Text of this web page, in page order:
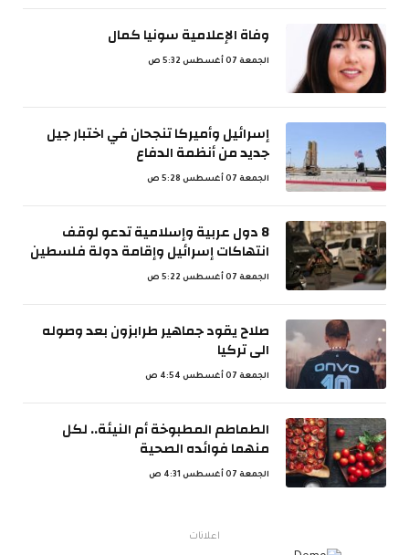
وفاة الإعلامية سونيا كمال
الجمعة 07 أغسطس 5:32 ص
إسرائيل وأميركا تنجحان في اختبار جيل
جديد من أنظمة الدفاع
الجمعة 07 أغسطس 5:28 ص
8 دول عربية وإسلامية تدعو لوقف
انتهاكات إسرائيل وإقامة دولة فلسطين
الجمعة 07 أغسطس 5:22 ص
صلاح يقود جماهير طرابزون بعد وصوله
الى تركيا
الجمعة 07 أغسطس 4:54 ص
الطماطم المطبوخة أم النيئة.. لكل
منهما فوائده الصحية
الجمعة 07 أغسطس 4:31 ص
اعلانات